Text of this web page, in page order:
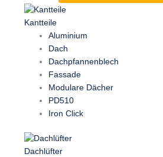
Kantteile
Aluminium
Dach
Dachpfannenblech
Fassade
Modulare Dächer
PD510
Iron Click
Dachlüfter